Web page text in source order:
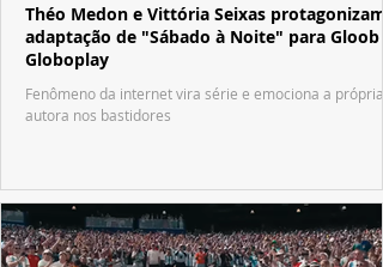
Théo Medon e Vittória Seixas protagonizam
adaptação de "Sábado à Noite" para Gloob e
Globoplay
Fenômeno da internet vira série e emociona a própria
autora nos bastidores